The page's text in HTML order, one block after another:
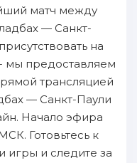
матч между
— Санкт-
на
мы предоставляем
трансляцией
— Санкт-Паули
Начало эфира
Готовьтесь к
игры и следите за